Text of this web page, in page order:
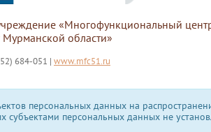
«Многофункциональный
Мурманской области»
684-051 | www.mfc51.ru
персональных данных на
субъектами персональных данных не